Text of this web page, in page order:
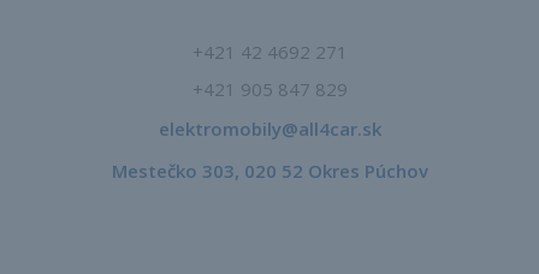
+421 42 4692 271
+421 905 847 829
elektromobily@all4car.sk​
Mestečko 303, 020 52 Okres Púchov